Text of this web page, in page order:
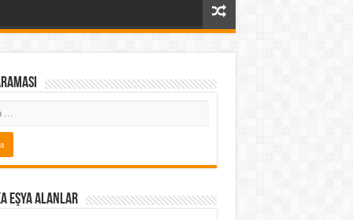
Eşya Alanlar